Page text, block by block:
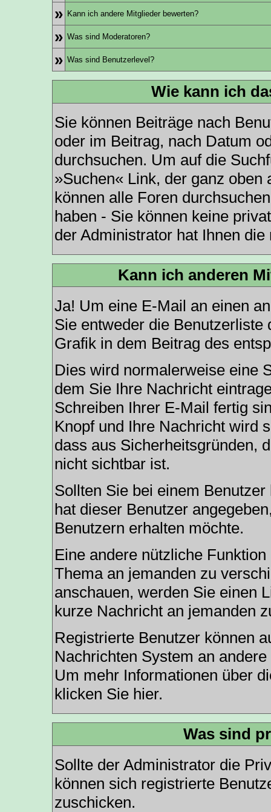
» Kann ich andere Mitglieder bewerten?
» Was sind Moderatoren?
» Was sind Benutzerlevel?
Wie kann ich
Sie können Beiträge nach
oder im Beitrag, nach Datum
durchsuchen. Um auf die
»Suchen« Link, der ganz
können alle Foren
haben - Sie können keine
der Administrator hat Ihnen
Kann ich anderen
Ja! Um eine E-Mail an einen
Sie entweder die Benutzerliste
Grafik in dem Beitrag des
Dies wird normalerweise eine
dem Sie Ihre Nachricht
Schreiben Ihrer E-Mail fertig
Knopf und Ihre Nachricht wird
dass aus Sicherheitsgründen,
nicht sichtbar ist.
Sollten Sie bei einem
hat dieser Benutzer
Benutzern erhalten möchte.
Eine andere nützliche
Thema an jemanden zu
anschauen, werden Sie einen
kurze Nachricht an jemanden
Registrierte Benutzer können
Nachrichten System an
Um mehr Informationen über
klicken Sie hier.
Was sind
Sollte der Administrator die
können sich registrierte
zuschicken.